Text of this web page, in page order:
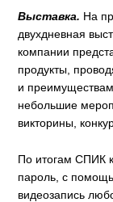
Выставка. На
двухдневная
компании
продукты,
и
небольшие
викторины,
По итогам СПИК
пароль, с
видеозапись